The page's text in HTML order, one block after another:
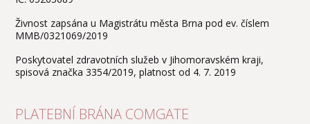
Živnost zapsána u Magistrátu města Brna pod ev. číslem
MMB/0321069/2019
Poskytovatel zdravotních služeb v Jihomoravském kraji,
spisová značka 3354/2019, platnost od 4. 7. 2019
PLATEBNÍ BRÁNA COMGATE